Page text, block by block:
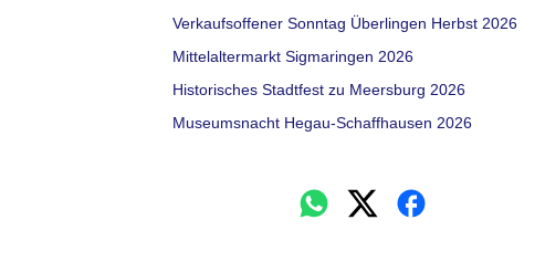
Verkaufsoffener Sonntag Überlingen Herbst 2026
Mittelaltermarkt Sigmaringen 2026
Historisches Stadtfest zu Meersburg 2026
Museumsnacht Hegau-Schaffhausen 2026